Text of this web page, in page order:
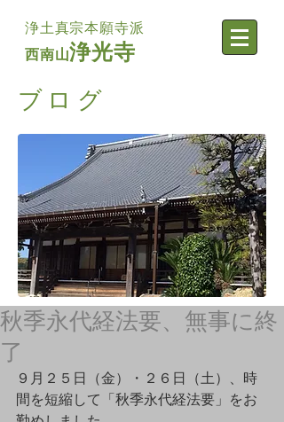
浄土真宗本願寺派
西南山浄光寺
​ブログ
秋季永代経法要、無事に終
了
９月２５日（金）・２６日（土）、時
間を短縮して「秋季永代経法要」をお